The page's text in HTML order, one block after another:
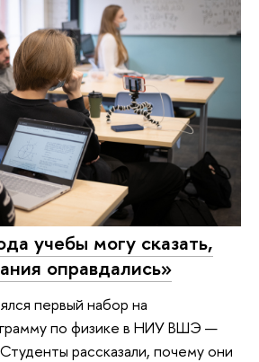
учебы могу сказать,
оправдались»
первый набор на
по физике в НИУ ВШЭ —
рассказали, почему они